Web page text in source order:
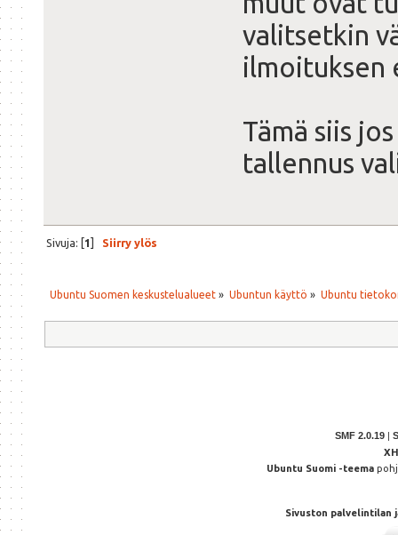
valitsetkin
ilmoituksen
Tämä siis
tallennus
Sivuja: [1] Siirry ylös
Ubuntu Suomen keskustelualueet » Ubuntun käyttö » Ubuntu
SMF 2.0.19 |
Ubuntu Suomi -teema
Sivuston palvelintilan